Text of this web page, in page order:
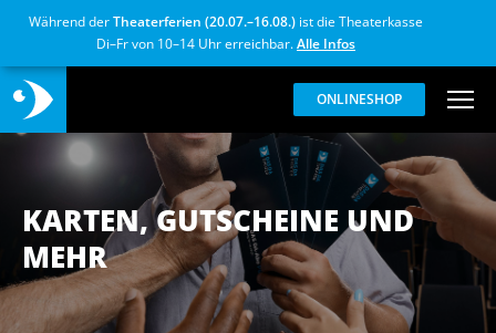
Während derTheaterferien (20.07.–16.08.) ist die Theaterkasse
Di–Fr von 10–14 Uhr erreichbar.Alle Infos
ONLINESHOP
KARTEN, GUTSCHEINE UND
MEHR